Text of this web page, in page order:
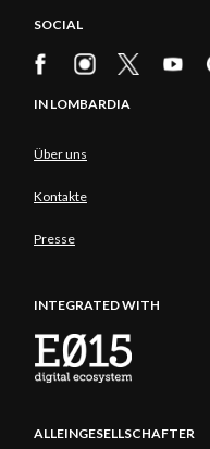
SOCIAL
IN LOMBARDIA
Über uns
Kontakte
Presse
INTEGRATED WITH
ALLEINGESELLSCHAFTER